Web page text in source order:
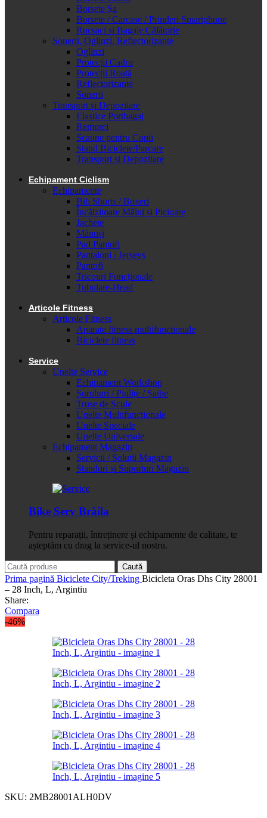
Borsete Șa
Borsete / Carcase / Prinderi Smartphone
Rucsaci și Bagaje Călătorie
Sonerii, Oglinzi, Reflectorizante
Oglinzi
Protecții Cadru
Protecții Roată
Reflectorizante
Sonerii
Transport și Depozitare
Elastice Portbagaj
Remorci
Scaune pentru Copii
Stand Biciclete/Parcare
Transport si Depozitare
Echipament Ciclism
Echipamente
Bib Shorts / Boxeri
Încălzitoare Mâini și Picioare
Jachete
Mănuși
Pad Pantofi
Pantaloni / Jerseys
Pantofi
Tricouri Funcționale
Tubulare-Head
Articole Fitness
Articole Fitness
Aparate fitness multifunctionale
Biciclete fitness
Service
Unelte Service
Echipament Workshop
Șuruburi / Piulițe / Șaibe
Truse de Scule
Unelte Multifuncționale
Unelte Speciale
Unelte Universale
Echipament Magazin
Servicii / Soluții Magazin
Standuri și Suporturi Magazin
Bike Serv Brăila
Pentru reparații, întreținere și echipamente de calitate, te
așteptăm cu drag la service-ul nostru.
Caută
Prima pagină Biciclete City/Treking Bicicleta Oras Dhs City 28001
– 28 Inch, L, Argintiu
Share:
Compara
-46%
SKU: 2MB28001ALH0DV